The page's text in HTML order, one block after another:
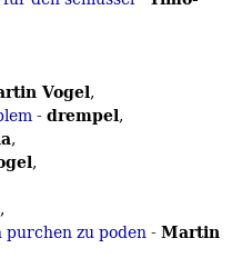
Vogel,
- drempel,
,
,
,
zu poden- Martin